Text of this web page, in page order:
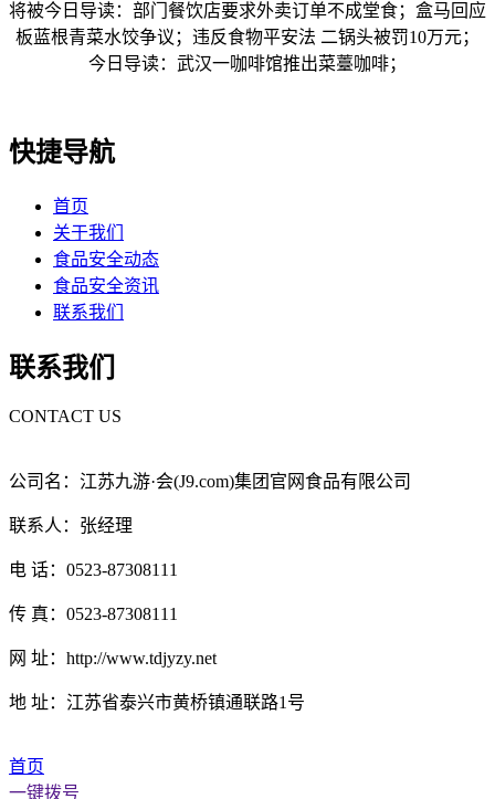
将被今日导读：部门餐饮店要求外卖订单不成堂食；盒马回应
板蓝根青菜水饺争议；违反食物平安法 二锅头被罚10万元；
今日导读：武汉一咖啡馆推出菜薹咖啡；
快捷导航
首页
关于我们
食品安全动态
食品安全资讯
联系我们
联系我们
CONTACT US
公司名：江苏九游·会(J9.com)集团官网食品有限公司
联系人：张经理
电 话：0523-87308111
传 真：0523-87308111
网 址：http://www.tdjyzy.net
地 址：江苏省泰兴市黄桥镇通联路1号
首页
一键拨号